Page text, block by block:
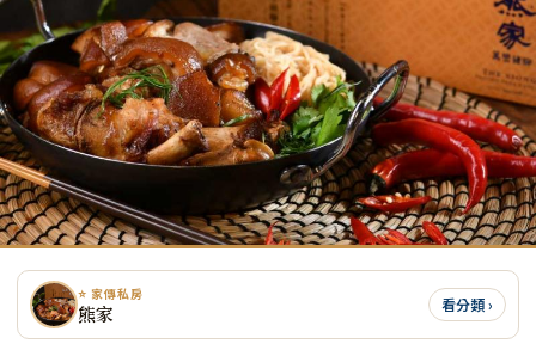
⭐ 家傳私房
熊家 看分類 ›